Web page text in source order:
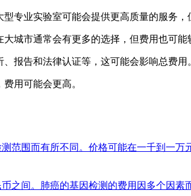
专业实验室可能会提供更高质量的服务，
城市通常会有更多的选择，但费用也可能
报告和法律认证等，这可能会影响总费用
用可能会更高。
范围而有所不同。价格可能在一千到一万
之间。肺癌的基因检测的费用因多个因素